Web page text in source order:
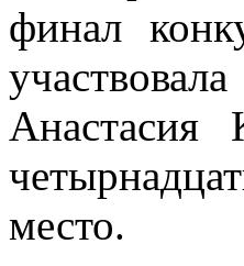
финал
Анастасия
место.